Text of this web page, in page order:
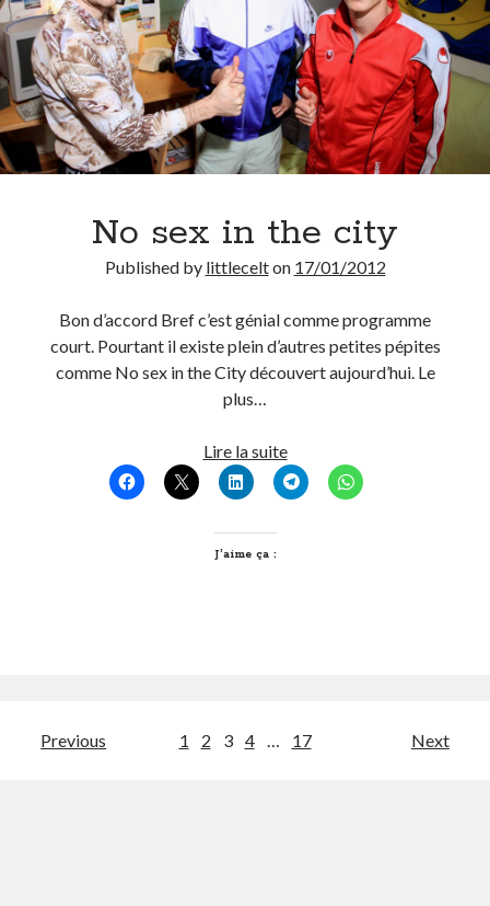
No sex in the city
Published by littlecelton 17/01/2012
Bon d’accord Bref c’est génial comme programme
court. Pourtant il existe plein d’autres petites pépites
comme No sex in the City découvert aujourd’hui. Le
plus…
Lire la suiteNo
sex
in
J’aime ça :
Pagination
Previous 1 2 3 4 … 17 Next